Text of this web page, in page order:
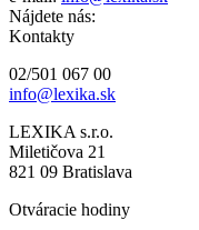
Nájdete nás:
Kontakty
02/501 067 00
info@lexika.sk
LEXIKA s.r.o.
Miletičova 21
821 09 Bratislava
Otváracie hodiny